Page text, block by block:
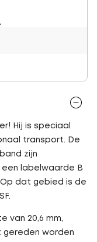
Hij is speciaal
transport. De
zijn
een labelwaarde B
dat gebied is de
van 20,6 mm,
gereden worden